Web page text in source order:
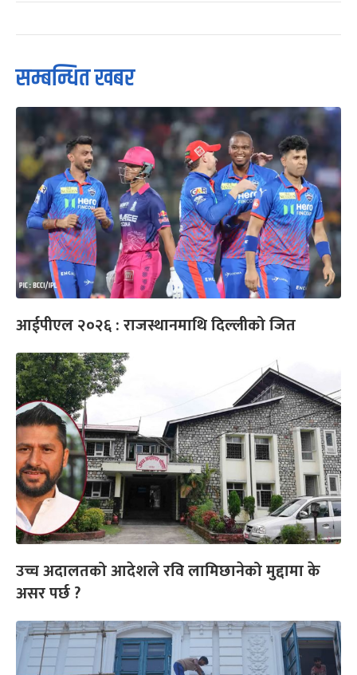
सम्बन्धित खबर
आईपीएल २०२६ : राजस्थानमाथि दिल्लीको जित
उच्च अदालतको आदेशले रवि लामिछानेको मुद्दामा के
असर पर्छ ?